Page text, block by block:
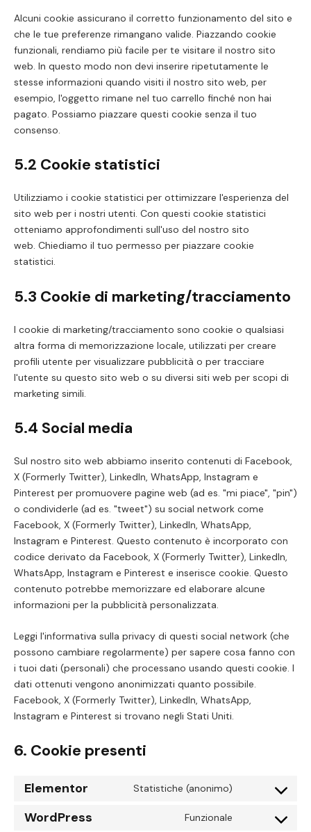
Alcuni cookie assicurano il corretto funzionamento del sito e
che le tue preferenze rimangano valide. Piazzando cookie
funzionali, rendiamo più facile per te visitare il nostro sito
web. In questo modo non devi inserire ripetutamente le
stesse informazioni quando visiti il nostro sito web, per
esempio, l'oggetto rimane nel tuo carrello finché non hai
pagato. Possiamo piazzare questi cookie senza il tuo
consenso.
5.2 Cookie statistici
Utilizziamo i cookie statistici per ottimizzare l'esperienza del
sito web per i nostri utenti. Con questi cookie statistici
otteniamo approfondimenti sull'uso del nostro sito
web. Chiediamo il tuo permesso per piazzare cookie
statistici.
5.3 Cookie di marketing/tracciamento
I cookie di marketing/tracciamento sono cookie o qualsiasi
altra forma di memorizzazione locale, utilizzati per creare
profili utente per visualizzare pubblicità o per tracciare
l'utente su questo sito web o su diversi siti web per scopi di
marketing simili.
5.4 Social media
Sul nostro sito web abbiamo inserito contenuti di Facebook,
X (Formerly Twitter), LinkedIn, WhatsApp, Instagram e
Pinterest per promuovere pagine web (ad es. "mi piace", "pin")
o condividerle (ad es. "tweet") su social network come
Facebook, X (Formerly Twitter), LinkedIn, WhatsApp,
Instagram e Pinterest. Questo contenuto è incorporato con
codice derivato da Facebook, X (Formerly Twitter), LinkedIn,
WhatsApp, Instagram e Pinterest e inserisce cookie. Questo
contenuto potrebbe memorizzare ed elaborare alcune
informazioni per la pubblicità personalizzata.
Leggi l'informativa sulla privacy di questi social network (che
possono cambiare regolarmente) per sapere cosa fanno con
i tuoi dati (personali) che processano usando questi cookie. I
dati ottenuti vengono anonimizzati quanto possibile.
Facebook, X (Formerly Twitter), LinkedIn, WhatsApp,
Instagram e Pinterest si trovano negli Stati Uniti.
6. Cookie presenti
Elementor Statistiche (anonimo)
Consent
WordPress Funzionale
Consent